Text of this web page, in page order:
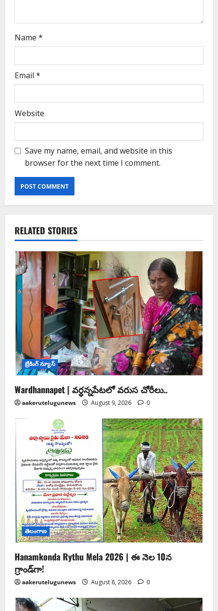
Name *
Email *
Website
Save my name, email, and website in this
browser for the next time I comment.
RELATED STORIES
బ్రేకింగ్ న్యూస్
Wardhannapet | వర్ధన్నపేటలో వరుస చోరీలు..
aakerutelugunews August 9, 2026 0
తెలంగాణ
Hanamkonda Rythu Mela 2026 | ఈ నెల 10న
గ్రాండ్‌గా!
aakerutelugunews August 8, 2026 0